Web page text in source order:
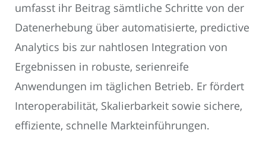
umfasst ihr Beitrag sämtliche Schritte von der
Datenerhebung über automatisierte, predictive
Analytics bis zur nahtlosen Integration von
Ergebnissen in robuste, serienreife
Anwendungen im täglichen Betrieb. Er fördert
Interoperabilität, Skalierbarkeit sowie sichere,
effiziente, schnelle Markteinführungen.